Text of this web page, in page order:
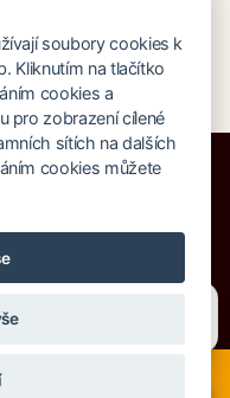
759 074
000 000 Kč
i Austrian lety po
soubory cookies k
Kliknutím na tlačítko
cookies a
pro zobrazení cílené
sítích na dalších
cookies můžete
se našeho asistenta
.